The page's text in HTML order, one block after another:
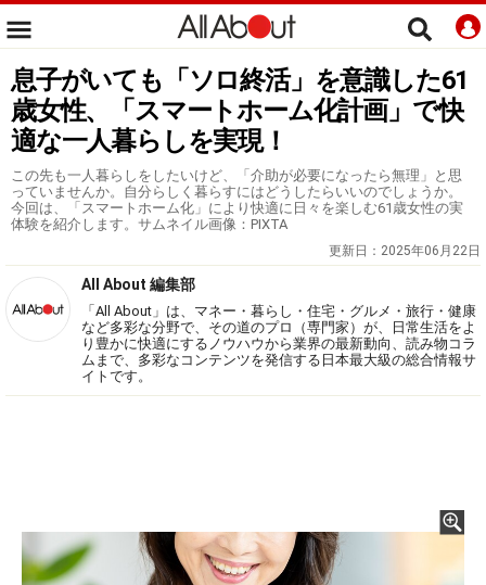
息子がいても「ソロ終活」を意識した61
歳女性、「スマートホーム化計画」で快
適な一人暮らしを実現！
この先も一人暮らしをしたいけど、「介助が必要になったら無理」と思
っていませんか。自分らしく暮らすにはどうしたらいいのでしょうか。
今回は、「スマートホーム化」により快適に日々を楽しむ61歳女性の実
体験を紹介します。サムネイル画像：PIXTA
更新日： 2025年06月22日
All About 編集部
「All About」は、マネー・暮らし・住宅・グルメ・旅行・健康
など多彩な分野で、その道のプロ（専門家）が、日常生活をよ
り豊かに快適にするノウハウから業界の最新動向、読み物コラ
ムまで、多彩なコンテンツを発信する日本最大級の総合情報サ
イトです。